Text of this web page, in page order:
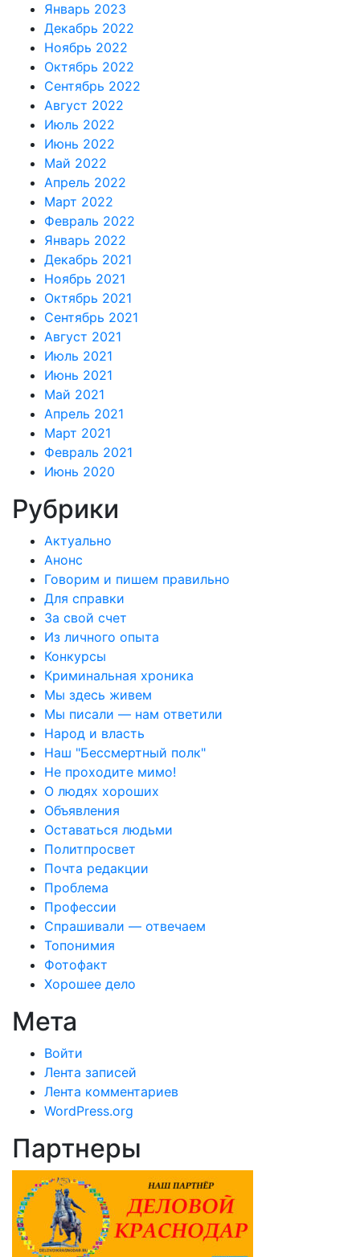
Январь 2023
Декабрь 2022
Ноябрь 2022
Октябрь 2022
Сентябрь 2022
Август 2022
Июль 2022
Июнь 2022
Май 2022
Апрель 2022
Март 2022
Февраль 2022
Январь 2022
Декабрь 2021
Ноябрь 2021
Октябрь 2021
Сентябрь 2021
Август 2021
Июль 2021
Июнь 2021
Май 2021
Апрель 2021
Март 2021
Февраль 2021
Июнь 2020
Рубрики
Актуально
Анонс
Говорим и пишем правильно
Для справки
За свой счет
Из личного опыта
Конкурсы
Криминальная хроника
Мы здесь живем
Мы писали — нам ответили
Народ и власть
Наш "Бессмертный полк"
Не проходите мимо!
О людях хороших
Объявления
Оставаться людьми
Политпросвет
Почта редакции
Проблема
Профессии
Спрашивали — отвечаем
Топонимия
Фотофакт
Хорошее дело
Мета
Войти
Лента записей
Лента комментариев
WordPress.org
Партнеры